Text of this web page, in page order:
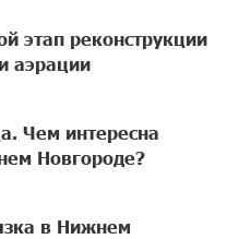
этап реконструкции
аэрации
Чем интересна
Новгороде?
в Нижнем